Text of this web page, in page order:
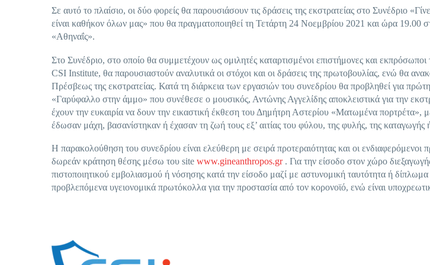
Σε αυτό το πλαίσιο, οι δύο φορείς θα παρουσιάσουν τις δράσεις της εκστρατείας στο Συνέδριο
είναι καθήκον όλων μας» που θα πραγματοποιηθεί τη Τετάρτη 24 Νοεμβρίου 2021 και ώρα 19.00
«Αθηναΐς».
Στο Συνέδριο, στο οποίο θα συμμετέχουν ως ομιλητές καταρτισμένοι επιστήμονες και εκπρόσωποι
CSI Institute, θα παρουσιαστούν αναλυτικά οι στόχοι και οι δράσεις της πρωτοβουλίας, ενώ θα
Πρέσβεως της εκστρατείας. Κατά τη διάρκεια των εργασιών του συνεδρίου θα προβληθεί για
«Γαρύφαλλο στην άμμο» που συνέθεσε ο μουσικός, Αντώνης Αγγελίδης αποκλειστικά για την
έχουν την ευκαιρία να δουν την εικαστική έκθεση του Δημήτρη Αστερίου «Ματωμένα
έδωσαν μάχη, βασανίστηκαν ή έχασαν τη ζωή τους εξ’ αιτίας του φύλου, της φυλής, της καταγωγής
Η παρακολούθηση του συνεδρίου είναι ελεύθερη με σειρά προτεραιότητας και οι ενδιαφερόμενοι
δωρεάν κράτηση θέσης μέσω του site www.gineanthropos.gr. Για την είσοδο στον χώρο
πιστοποιητικού εμβολιασμού ή νόσησης κατά την είσοδο μαζί με αστυνομική ταυτότητα ή
προβλεπόμενα υγειονομικά πρωτόκολλα για την προστασία από τον κορονοϊό, ενώ είναι